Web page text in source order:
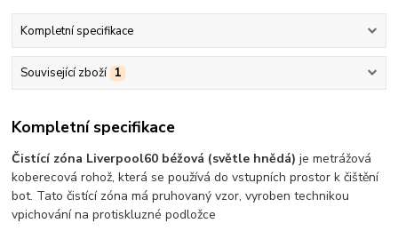
Kompletní specifikace
Související zboží 1
Kompletní specifikace
Čistící zóna Liverpool60 béžová (světle hnědá) je metrážová
koberecová rohož, která se používá do vstupních prostor k čištění
bot. Tato čistící zóna má pruhovaný vzor, vyroben technikou
vpichování na protiskluzné podložce